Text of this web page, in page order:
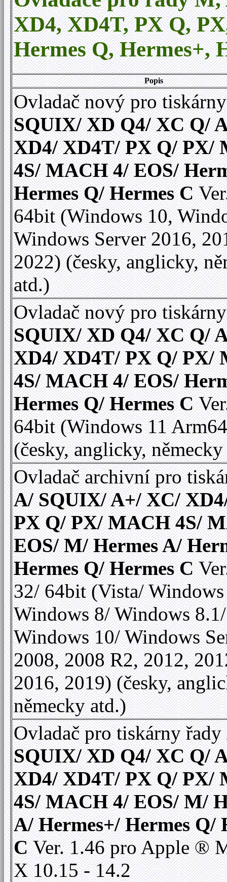
XD4, XD4T, PX Q,
Hermes Q,Hermes+,
Popis
Ovladač nový pro
SQUIX/ XD Q4/ XC Q/
XD4/ XD4T/ PX Q/ PX/
4S/ MACH 4/ EOS/
Hermes Q/ Hermes C
64bit (Windows 10,
Windows Server 2016,
2022) (česky, anglicky,
atd.)
Ovladač nový pro
SQUIX/ XD Q4/ XC Q/
XD4/ XD4T/ PX Q/ PX/
4S/ MACH 4/ EOS/
Hermes Q/ Hermes C
64bit (Windows 11
(česky, anglicky,
Ovladač archivní pro
A/ SQUIX/ A+/ XC/
PX Q/ PX/ MACH 4S/
EOS/ M/ Hermes A/
Hermes Q/ Hermes C
32/ 64bit (Vista/
Windows 8/ Windows 8.1/
Windows 10/ Windows
2008, 2008 R2, 2012,
2016, 2019) (česky,
německy atd.)
Ovladač pro tiskárny řady
SQUIX/ XD Q4/ XC Q/
XD4/ XD4T/ PX Q/ PX/
4S/ MACH 4/ EOS/ M/
A/ Hermes+/ Hermes Q/
CVer. 1.46 pro Apple ®
X 10.15 - 14.2